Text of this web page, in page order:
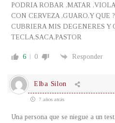
PODRIA ROBAR ,MATAR
CON CERVEZA ,GUARO,Y QUE
CUBRIERA MIS DEGENERES Y
TECLA,SACA,PASTOR
6 0 Responder
Elba Silon
7 años atrás
Una persona que se niegue a un